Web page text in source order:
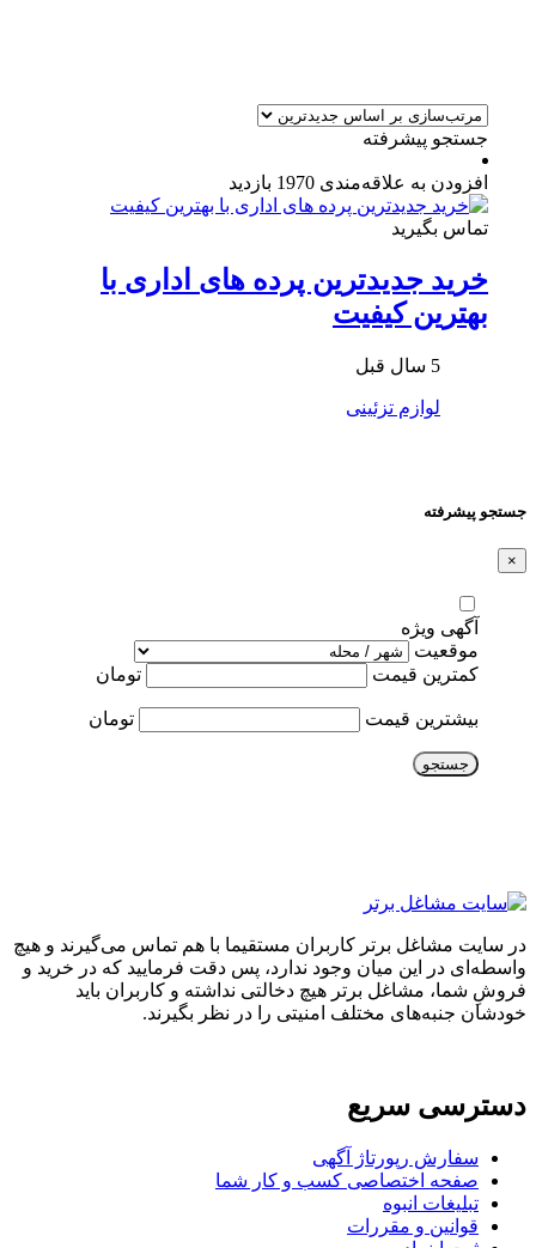
جستجو پیشرفته
افزودن به علاقه‌مندی 1970 بازدید
تماس بگیرید
خرید جدیدترین پرده های اداری با
بهترین کیفیت
5 سال قبل
لوازم تزئینی
جستجو پیشرفته
×
آگهی ویژه
موقعیت
کمترین قیمت
تومان
بیشترین قیمت تومان
جستجو
در سایت مشاغل برتر کاربران مستقیما با هم تماس می‌گیرند و هیچ
واسطه‌ای در این میان وجود ندارد، پس دقت فرمایید که در خرید و
فروشِ شما، مشاغل برتر هیچ دخالتی نداشته و کاربران باید
خودشان جنبه‌های مختلف امنیتی را در نظر بگیرند.
دسترسی سریع
سفارش رپورتاژ آگهی
صفحه اختصاصی کسب و کار شما
تبلیغات انبوه
قوانین و مقررات